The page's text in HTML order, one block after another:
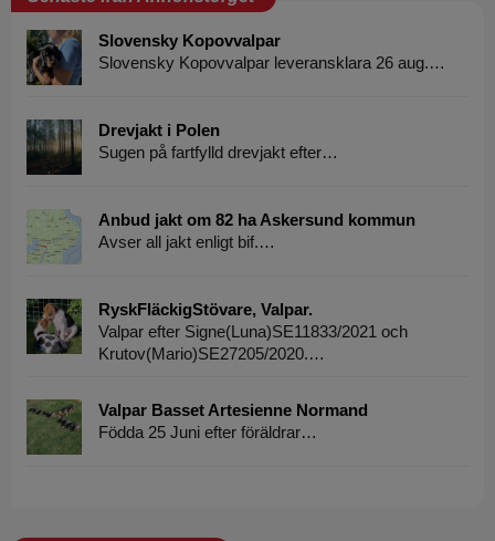
Slovensky Kopovvalpar
Slovensky Kopovvalpar leveransklara 26 aug.…
Drevjakt i Polen
Sugen på fartfylld drevjakt efter…
Anbud jakt om 82 ha Askersund kommun
Avser all jakt enligt bif.…
RyskFläckigStövare, Valpar.
Valpar efter Signe(Luna)SE11833/2021 och
Krutov(Mario)SE27205/2020.…
Valpar Basset Artesienne Normand
Födda 25 Juni efter föräldrar…